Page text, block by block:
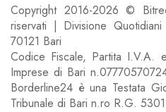
Copyright 2016-2026 ©
riservati | Divisione
70121 Bari
Codice Fiscale, Partita I.V.A.
Imprese di Bari
Borderline24 è una Testata
Tribunale di Bari n.ro R.G.